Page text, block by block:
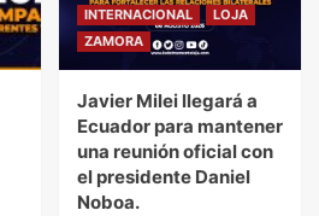
INTERNACIONAL
LOJA
ZAMORA
Javier Milei llegará a
Ecuador para mantener
una reunión oficial con
el presidente Daniel
Noboa.